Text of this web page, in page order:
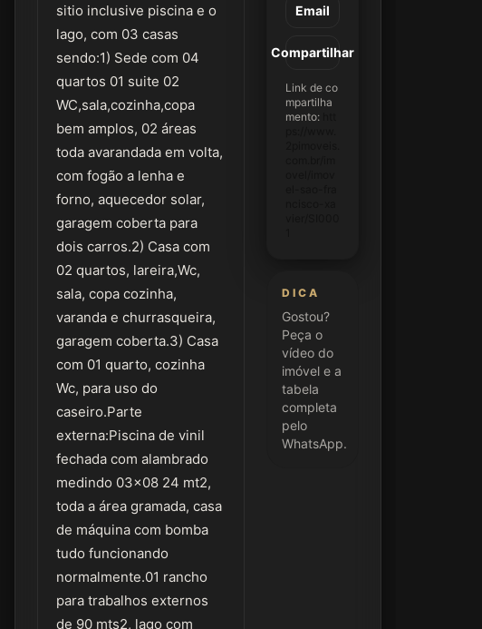
sitio inclusive piscina e o
lago, com 03 casas
sendo:1) Sede com 04
quartos 01 suite 02
WC,sala,cozinha,copa
bem amplos, 02 áreas
toda avarandada em volta,
com fogão a lenha e
forno, aquecedor solar,
garagem coberta para
dois carros.2) Casa com
02 quartos, lareira,Wc,
sala, copa cozinha,
varanda e churrasqueira,
garagem coberta.3) Casa
com 01 quarto, cozinha
Wc, para uso do
caseiro.Parte
externa:Piscina de vinil
fechada com alambrado
medindo 03x08 24 mt2,
toda a área gramada, casa
de máquina com bomba
tudo funcionando
normalmente.01 rancho
para trabalhos externos
de 90 mts2, lago com
Email
Compartilhar
Link de co
mpartilha
mento:
DICA
Gostou?
Peça o
vídeo do
imóvel e a
tabela
completa
pelo
WhatsApp.